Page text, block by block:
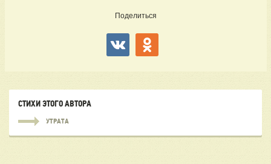
Поделиться
СТИХИ ЭТОГО АВТОРА
УТРАТА